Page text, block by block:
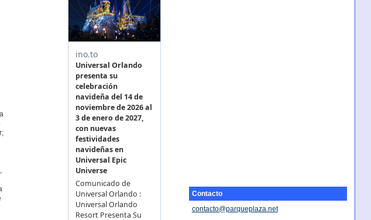
Contacto
contacto@parqueplaza.net